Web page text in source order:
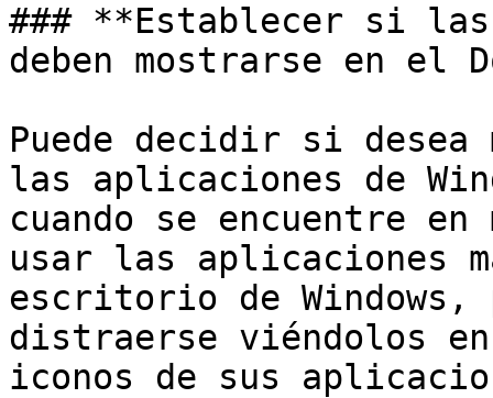
### **Establecer si las
deben mostrarse en el
Puede decidir si
las aplicaciones de
cuando se encuentre
usar las aplicaciones
escritorio de Windows,
distraerse viéndolos
iconos de sus